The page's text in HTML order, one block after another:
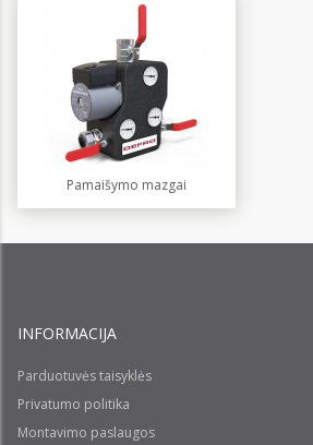
Pamaišymo mazgai
INFORMACIJA
Parduotuvės taisyklės
Privatumo politika
Montavimo paslaugos